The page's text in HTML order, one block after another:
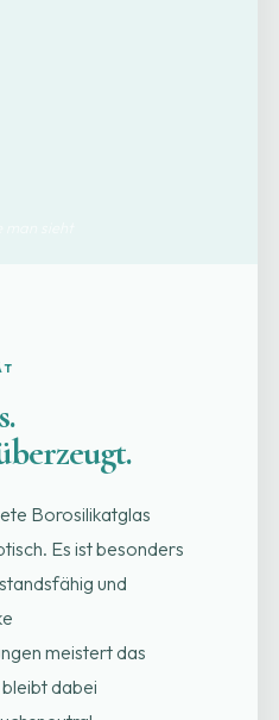
Borosilikatglas
Es ist besonders
und
meistert das
dabei